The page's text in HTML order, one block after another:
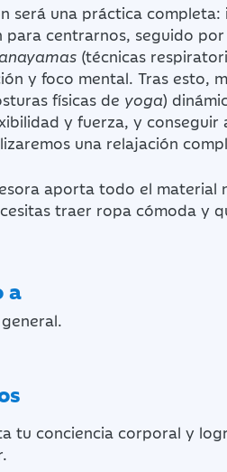
será una práctica
para centrarnos, seguido
(técnicas
y foco mental. Tras esto,
físicas de yoga)
y fuerza, y
una relajación
aporta todo el material
traer ropa cómoda y
a
tu conciencia corporal y